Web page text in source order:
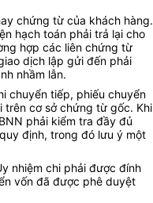
chứng từ của khách hàng.
hạch toán phải trả lại cho
hợp các liên chứng từ
dịch lập gửi đến phải
nhầm lẫn.
chuyển tiếp, phiếu chuyển
trên cơ sở chứng từ gốc. Khi
phải kiểm tra đầy đủ
định, trong đó lưu ý một
nhiệm chi phải được đính
vốn đã được phê duyệt